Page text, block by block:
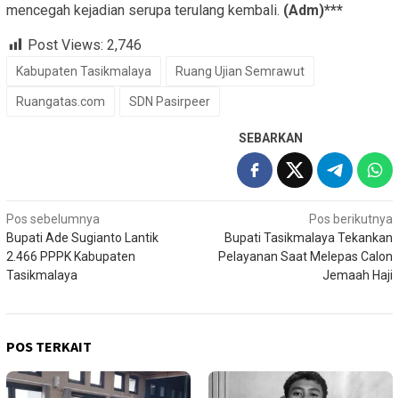
mencegah kejadian serupa terulang kembali. (Adm)***
Post Views: 2,746
Kabupaten Tasikmalaya Ruang Ujian Semrawut
Ruangatas.com SDN Pasirpeer
SEBARKAN
Navigasi
pos
Pos sebelumnya
Bupati Ade Sugianto Lantik
2.466 PPPK Kabupaten
Tasikmalaya
Pos berikutnya
Bupati Tasikmalaya Tekankan
Pelayanan Saat Melepas Calon
Jemaah Haji
POS TERKAIT